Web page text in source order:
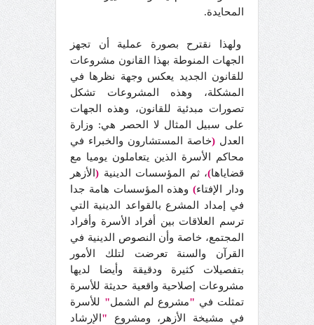
المحايدة.
ولهذا نقترح بصورة عملية أن تجهز
الجهات المنوطة بهذا القانون مشروعات
للقانون الجديد يعكس وجهة نظرها في
المشكلة، وهذه المشروعات تشكل
تصورات مبدئية للقانون، وهذه الجهات
على سبيل المثال لا الحصر هي: وزارة
العدل (خاصة المستشارون والخبراء في
محاكم الأسرة الذين يتعاملون يوميا مع
قضاياها)، ثم المؤسسات الدينية ( الأزهر
ودار الإفتاء)وهذه المؤسسات هامة جدا
في إمداد المشرع بالقواعد الدينية التي
ترسم العلاقات بين أفراد الأسرة وأفراد
المجتمع، خاصة وأن النصوص الدينية في
القرآن والسنة تعرضت لتلك الأمور
بتفصيلات كثيرة ودقيقة وأيضا لديها
مشروعات إصلاحية واقعية حديثة للأسرة
تمثلت في "مشروع لم الشمل" للأسرة
في مشيخة الأزهر، ومشروع " الإرشاد